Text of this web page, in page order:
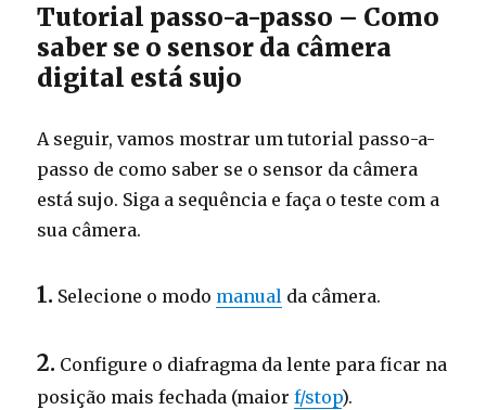
Tutorial passo-a-passo – Como
saber se o sensor da câmera
digital está sujo
A seguir, vamos mostrar um tutorial passo-a-
passo de como saber se o sensor da câmera
está sujo. Siga a sequência e faça o teste com a
sua câmera.
1. Selecione o modo manual da câmera.
2. Configure o diafragma da lente para ficar na
posição mais fechada (maiorf/stop).